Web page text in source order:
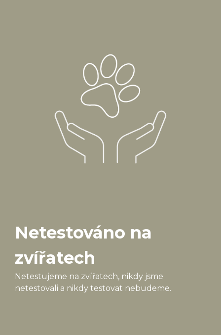
Netestováno na
zvířatech
Netestujeme na zvířatech, nikdy jsme
netestovali a nikdy testovat nebudeme.